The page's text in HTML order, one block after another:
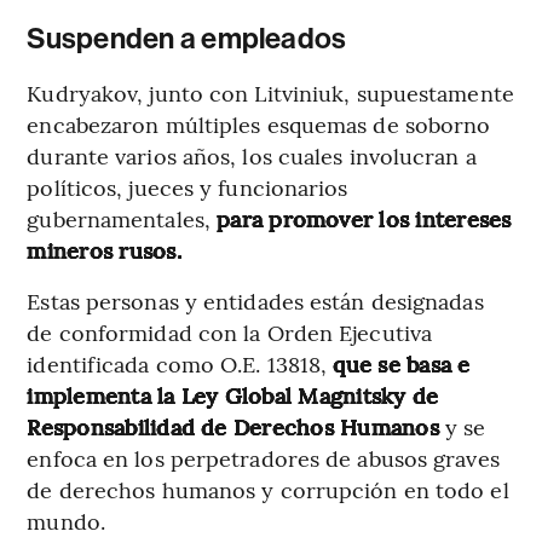
Suspenden a empleados
Kudryakov, junto con Litviniuk, supuestamente
encabezaron múltiples esquemas de soborno
durante varios años, los cuales involucran a
políticos, jueces y funcionarios
gubernamentales,para promover los intereses
mineros rusos.
Estas personas y entidades están designadas
de conformidad con la Orden Ejecutiva
identificada como O.E. 13818,que se basa e
implementa la Ley Global Magnitsky de
Responsabilidad de Derechos Humanosy se
enfoca en los perpetradores de abusos graves
de derechos humanos y corrupción en todo el
mundo.